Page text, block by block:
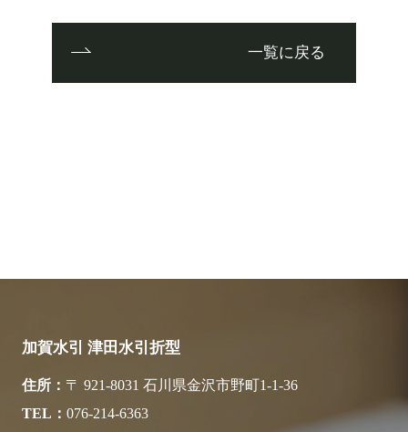
一覧に戻る
加賀水引 津田水引折型
住所
〒 921-8031 石川県金沢市野町1-1-36
TEL
076-214-6363